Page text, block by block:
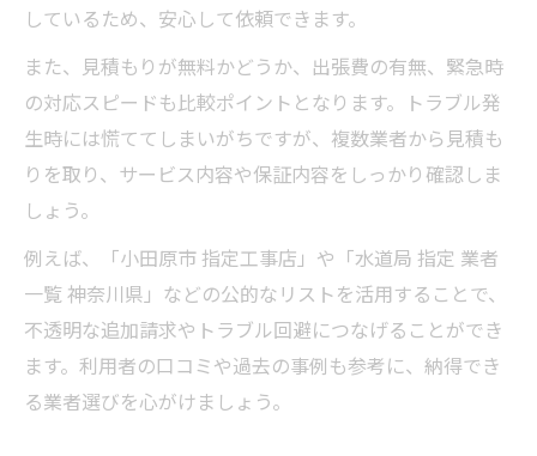
しているため、安心して依頼できます。
また、見積もりが無料かどうか、出張費の有無、緊急時
の対応スピードも比較ポイントとなります。トラブル発
生時には慌ててしまいがちですが、複数業者から見積も
りを取り、サービス内容や保証内容をしっかり確認しま
しょう。
例えば、「小田原市 指定工事店」や「水道局 指定 業者
一覧 神奈川県」などの公的なリストを活用することで、
不透明な追加請求やトラブル回避につなげることができ
ます。利用者の口コミや過去の事例も参考に、納得でき
る業者選びを心がけましょう。